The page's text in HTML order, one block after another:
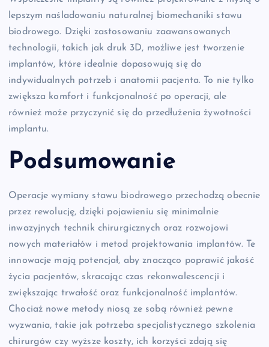
lepszym naśladowaniu naturalnej biomechaniki stawu
biodrowego. Dzięki zastosowaniu zaawansowanych
technologii, takich jak druk 3D, możliwe jest tworzenie
implantów, które idealnie dopasowują się do
indywidualnych potrzeb i anatomii pacjenta. To nie tylko
zwiększa komfort i funkcjonalność po operacji, ale
również może przyczynić się do przedłużenia żywotności
implantu.
Podsumowanie
Operacje wymiany stawu biodrowego przechodzą obecnie
przez rewolucję, dzięki pojawieniu się minimalnie
inwazyjnych technik chirurgicznych oraz rozwojowi
nowych materiałów i metod projektowania implantów. Te
innowacje mają potencjał, aby znacząco poprawić jakość
życia pacjentów, skracając czas rekonwalescencji i
zwiększając trwałość oraz funkcjonalność implantów.
Chociaż nowe metody niosą ze sobą również pewne
wyzwania, takie jak potrzeba specjalistycznego szkolenia
chirurgów czy wyższe koszty, ich korzyści zdają się